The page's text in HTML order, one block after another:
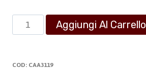
CANTI
PER
MESSA
Aggiungi Al Carrello
COD: CAA3119